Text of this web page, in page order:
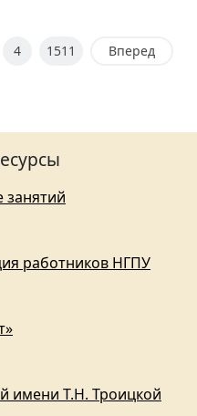
4 1511 Вперед
занятий
работников НГПУ
имени Т.Н. Троицкой